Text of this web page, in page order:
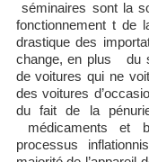
séminaires sont la
fonctionnement t de
drastique des
change, en plus du
de voitures qui ne
des voitures
du fait de la
médicaments et
processus